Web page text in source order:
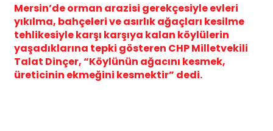
Mersin’de orman arazisi gerekçesiyle evleri
yıkılma, bahçeleri ve asırlık ağaçları kesilme
tehlikesiyle karşı karşıya kalan köylülerin
yaşadıklarına tepki gösteren CHP Milletvekili
Talat Dinçer, “Köylünün ağacını kesmek,
üreticinin ekmeğini kesmektir” dedi.